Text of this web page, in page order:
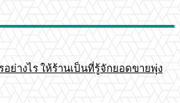
ย่างไร ให้ร้านเป็นที่รู้จักยอดขายพุ่ง